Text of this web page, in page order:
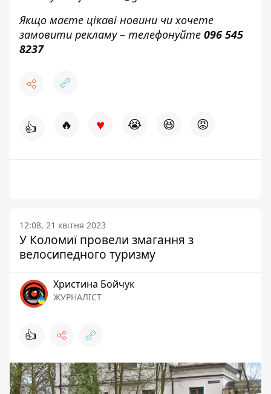
Якщо маєте цікаві новини чи хочете
замовити рекламу – телефонуйте 096 545
8237
👍 🔥 ♥ 😭 😆 😡
12:08, 21 квітня 2023
У Коломиї провели змагання з
велосипедного туризму
Христина Бойчук
ЖУРНАЛІСТ
👍